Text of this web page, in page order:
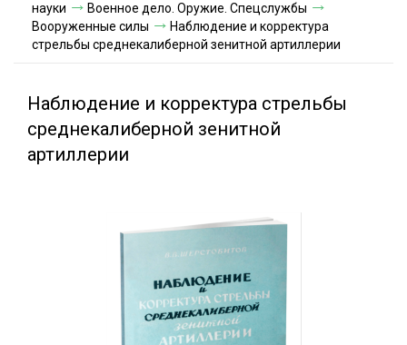
Условия оплаты
Акции и скидки
науки
Военное дело. Оружие. Спецслужбы
Вооруженные силы
Наблюдение и корректура
стрельбы среднекалиберной зенитной артиллерии
Наблюдение и корректура стрельбы
среднекалиберной зенитной
артиллерии